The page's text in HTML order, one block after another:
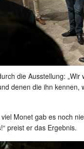
die Ausstellung: „Wir
denen die ihn kennen,
Monet gab es noch
preist er das Ergebnis.